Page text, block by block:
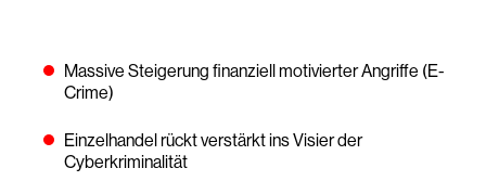
Massive Steigerung finanziell motivierter Angriffe (E-
Crime)
Einzelhandel rückt verstärkt ins Visier der
Cyberkriminalität